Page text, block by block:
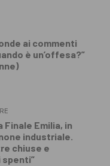
ai commenti
è un’offesa?”
Finale Emilia, in
industriale.
chiuse e